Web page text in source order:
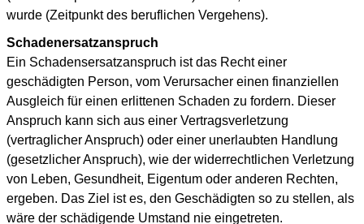
wurde (Zeitpunkt des beruflichen Vergehens).
Schadenersatzanspruch
Ein Schadensersatzanspruch ist das Recht einer
geschädigten Person, vom Verursacher einen finanziellen
Ausgleich für einen erlittenen Schaden zu fordern. Dieser
Anspruch kann sich aus einer Vertragsverletzung
(vertraglicher Anspruch) oder einer unerlaubten Handlung
(gesetzlicher Anspruch), wie der widerrechtlichen Verletzung
von Leben, Gesundheit, Eigentum oder anderen Rechten,
ergeben. Das Ziel ist es, den Geschädigten so zu stellen, als
wäre der schädigende Umstand nie eingetreten.